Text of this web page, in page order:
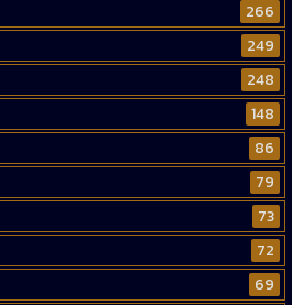
266
249
248
148
86
79
73
72
69